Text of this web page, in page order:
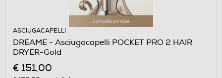
ASCIUGACAPELLI
DREAME - Asciugacapelli POCKET PRO 2 HAIR
DRYER-Gold
€ 151,00